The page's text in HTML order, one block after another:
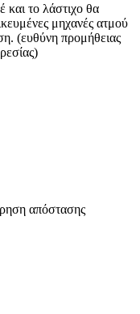
και το λάστιχο θα
μηχανές ατμού
(ευθύνη προμήθειας
απόστασης